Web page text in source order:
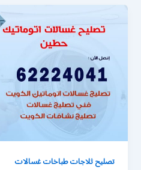
تصليح ثلاجات طباخات غسالات